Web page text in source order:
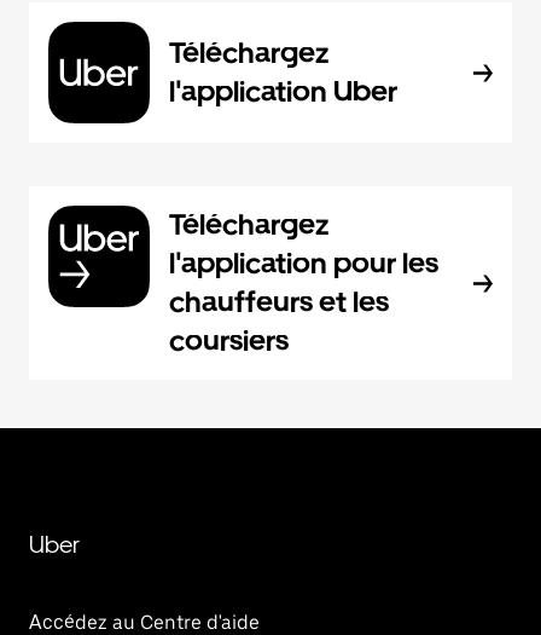
Téléchargez
l'application Uber
Téléchargez
l'application pour les
chauffeurs et les
coursiers
Uber
Accédez au Centre d'aide